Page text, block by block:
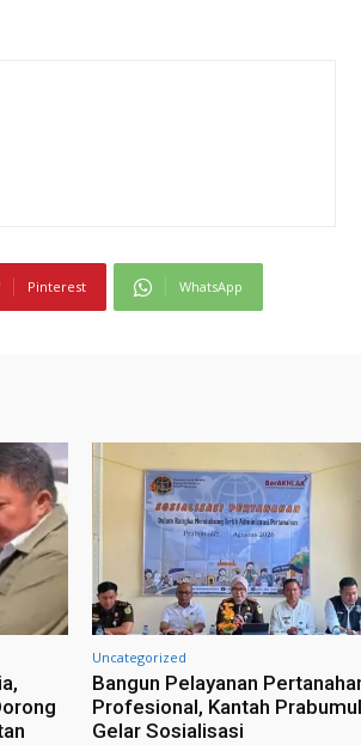
Pinterest WhatsApp
Uncategorized
Bangun Pelayanan
Profesional, Kantah
Gelar Sosialisasi